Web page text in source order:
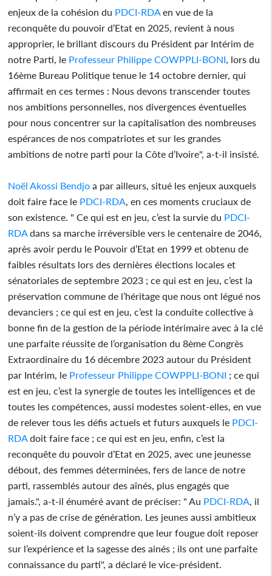
enjeux de la cohésion du PDCI-RDA en vue de la
reconquête du pouvoir d’Etat en 2025, revient à nous
approprier, le brillant discours du Président par Intérim de
notre Parti, le Professeur Philippe COWPPLI-BONI , lors du
16ème Bureau Politique tenue le 14 octobre dernier, qui
affirmait en ces termes : Nous devons transcender toutes
nos ambitions personnelles, nos divergences éventuelles
pour nous concentrer sur la capitalisation des nombreuses
espérances de nos compatriotes et sur les grandes
ambitions de notre parti pour la Côte d’Ivoire", a-t-il insisté.
Noël Akossi Bendjo a par ailleurs, situé les enjeux auxquels
doit faire face le PDCI-RDA , en ces moments cruciaux de
son existence. " Ce qui est en jeu, c’est la survie du PDCI-
RDA dans sa marche irréversible vers le centenaire de 2046,
après avoir perdu le Pouvoir d’Etat en 1999 et obtenu de
faibles résultats lors des dernières élections locales et
sénatoriales de septembre 2023 ; ce qui est en jeu, c’est la
préservation commune de l’héritage que nous ont légué nos
devanciers ; ce qui est en jeu, c’est la conduite collective à
bonne fin de la gestion de la période intérimaire avec à la clé
une parfaite réussite de l’organisation du 8ème Congrès
Extraordinaire du 16 décembre 2023 autour du Président
par Intérim, le Professeur Philippe COWPPLI-BONI ; ce qui
est en jeu, c’est la synergie de toutes les intelligences et de
toutes les compétences, aussi modestes soient-elles, en vue
de relever tous les défis actuels et futurs auxquels le PDCI-
RDA doit faire face ; ce qui est en jeu, enfin, c’est la
reconquête du pouvoir d’Etat en 2025, avec une jeunesse
débout, des femmes déterminées, fers de lance de notre
parti, rassemblés autour des aînés, plus engagés que
jamais.", a-t-il énuméré avant de préciser: " Au PDCI-RDA , il
n’y a pas de crise de génération. Les jeunes aussi ambitieux
soient-ils doivent comprendre que leur fougue doit reposer
sur l’expérience et la sagesse des ainés ; ils ont une parfaite
connaissance du parti", a déclaré le vice-président.